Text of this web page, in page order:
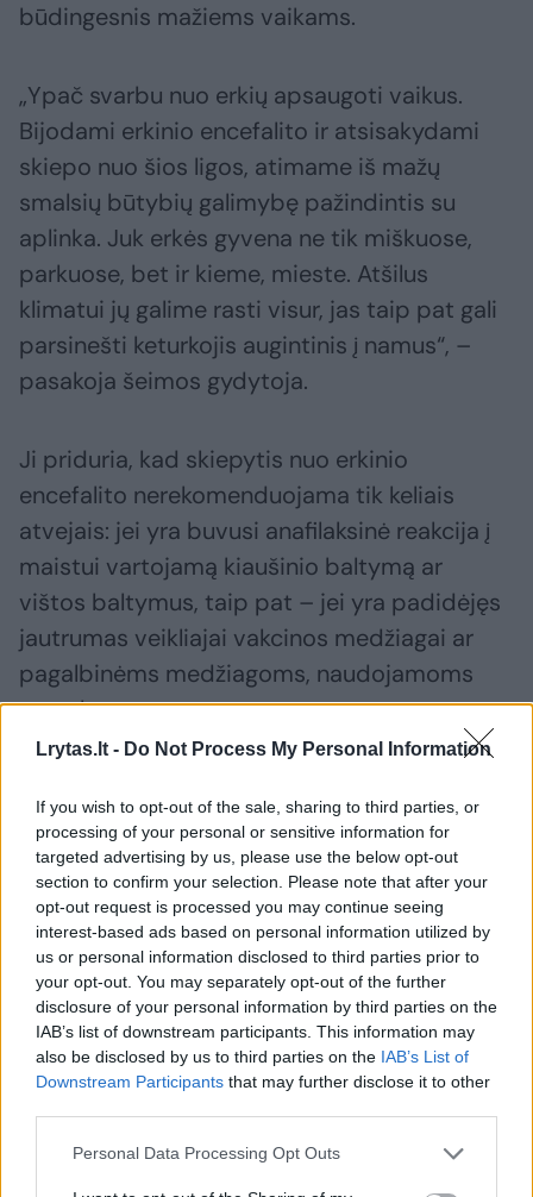
Lrytas.lt - Do Not Process My Personal Information
If you wish to opt-out of the sale, sharing to third parties, or
processing of your personal or sensitive information for
targeted advertising by us, please use the below opt-out
section to confirm your selection. Please note that after your
opt-out request is processed you may continue seeing
interest-based ads based on personal information utilized by
us or personal information disclosed to third parties prior to
your opt-out. You may separately opt-out of the further
disclosure of your personal information by third parties on the
IAB’s list of downstream participants. This information may
also be disclosed by us to third parties on the IAB’s List of
Downstream Participants that may further disclose it to other
Personal Data Processing Opt Outs
būdingesnis mažiems vaikams.
„Ypač svarbu nuo erkių apsaugoti vaikus.
Bijodami erkinio encefalito ir atsisakydami
skiepo nuo šios ligos, atimame iš mažų
smalsių būtybių galimybę pažindintis su
aplinka. Juk erkės gyvena ne tik miškuose,
parkuose, bet ir kieme, mieste. Atšilus
klimatui jų galime rasti visur, jas taip pat gali
parsinešti keturkojis augintinis į namus“, –
pasakoja šeimos gydytoja.
Ji priduria, kad skiepytis nuo erkinio
encefalito nerekomenduojama tik keliais
atvejais: jei yra buvusi anafilaksinė reakcija į
maistui vartojamą kiaušinio baltymą ar
vištos baltymus, taip pat – jei yra padidėjęs
jautrumas veikliajai vakcinos medžiagai ar
pagalbinėms medžiagoms, naudojamoms
gamybos procese.
moksliškai nepagrįstas
Gydytoja pastebi, kad po COVID-19
pandemijos padidėjo visuomenės
nepasitikėjimas vakcinomis. Dėl šios
priežasties kartais žmonės atsisako ir kitų
skiepų, o tarp jų – ir nuo erkinio encefalito.
Visgi, jos nuomone, toks nepasitikėjimas yra
pagrįstas emocijomis, o ne moksliniais
faktais.